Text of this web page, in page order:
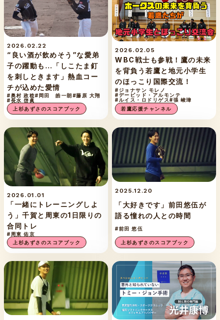
2026.02.22
“良い酒が飲めそう”な愛弟
子の躍動も…「しこたま釘
を刺しときます」熱血コー
チが込めた愛情
#奥村 政稔#岡田 皓一朗#藤原 大翔
#長水 啓眞
上杉あずさのスコアブック
2026.02.05
WBC戦士も参戦！鷹の未来
を背負う若鷹と地元小学生
のほっこり国際交流！
#ジョナサン モレノ
#デービッド・アルモンテ
#ルイス・ロドリゲス#張 峻瑋
若鷹応援チャンネル
2026.01.01
「一緒にトレーニングしよ
う」千賀と周東の1日限りの
合同トレ
#周東 佑京
上杉あずさのスコアブック
2025.12.20
「大好きです」前田悠伍が
語る憧れの人との時間
#前田 悠伍
上杉あずさのスコアブック